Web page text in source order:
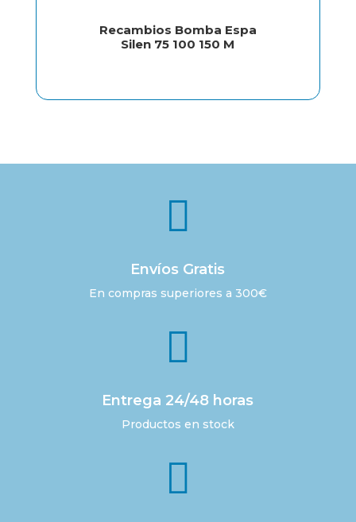
Recambios Bomba Espa
Silen 75 100 150 M

Envíos Gratis
En compras superiores a 300€

Entrega 24/48 horas
Productos en stock
